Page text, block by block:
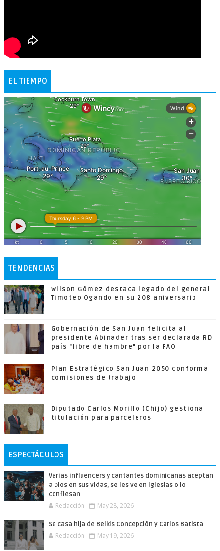
EL TIEMPO
TENDENCIAS
Wilson Gómez destaca legado del general
Timoteo Ogando en su 208 aniversario
Gobernación de San Juan felicita al
presidente Abinader tras ser declarada RD
país "libre de hambre" por la FAO
Plan Estratégico San Juan 2050 conforma
comisiones de trabajo
Diputado Carlos Morillo (Chijo) gestiona
titulación para parceleros
ESPECTÁCULOS
Varias influencers y cantantes dominicanas aceptan
a Dios en sus vidas, se les ve en iglesias o lo
confiesan
Redacción May 28, 2026
Se casa hija de Belkis Concepción y Carlos Batista
Redacción May 19, 2026